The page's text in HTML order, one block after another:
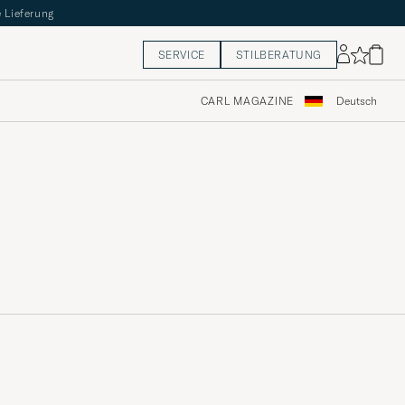
Lieferung
SERVICE STILBERATUNG
CARL MAGAZINE Deutsch